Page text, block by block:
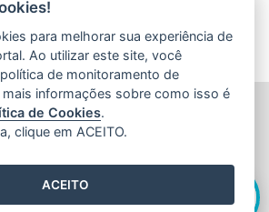
Olá! Sou a
como posso te ajudar hoje?
À PESQUISA E INOVAÇÃO DO
SANTO (FAPES)
29066-380 - Vitória / ES
Tel.: 27 3636 1850
para melhorar sua experiência de
Ao utilizar este site, você
de monitoramento de
informações sobre como isso é
de Cookies.
clique em ACEITO.
ACEITO